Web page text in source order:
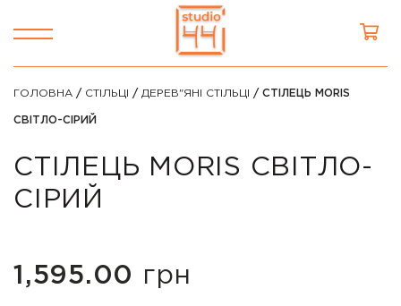
ГОЛОВНА / СТІЛЬЦІ / ДЕРЕВ"ЯНІ СТІЛЬЦІ / СТІЛЕЦЬ MORIS
СВІТЛО-СІРИЙ
СТІЛЕЦЬ MORIS СВІТЛО-
СІРИЙ
1,595.00 грн